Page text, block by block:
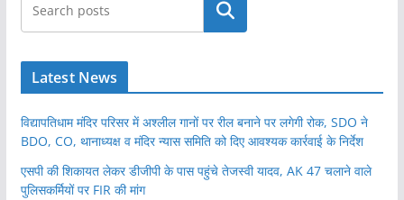
खोजें
Latest News
विद्यापतिधाम मंदिर परिसर में अश्लील गानों पर रील बनाने पर लगेगी रोक, SDO ने
BDO, CO, थानाध्यक्ष व मंदिर न्यास समिति को दिए आवश्यक कार्रवाई के निर्देश
एसपी की शिकायत लेकर डीजीपी के पास पहुंचे तेजस्वी यादव, AK 47 चलाने वाले
पुलिसकर्मियों पर FIR की मांग